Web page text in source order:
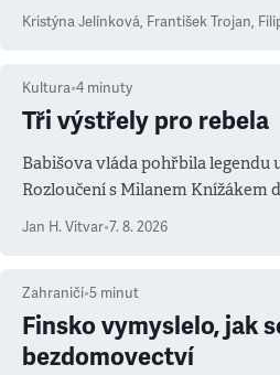
Kristýna Jelínková, František Trojan,
Kultura•4 minuty
Tři výstřely pro rebela
Babišova vláda pohřbila legendu
Rozloučení s Milanem Knížákem
salvy i kritika pokrokářů
Jan H. Vitvar•7. 8. 2026
Zahraničí•5 minut
Finsko vymyslelo, jak
bezdomovectví